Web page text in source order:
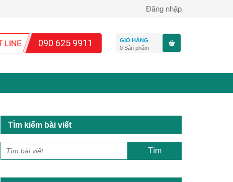
Đăng nhập
090 625 9911
GIỎ HÀNG
0Sản phẩm
TÌm kiếm bài viết